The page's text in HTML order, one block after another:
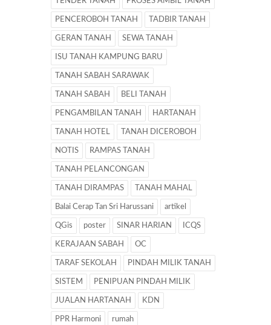
PENCEROBOH TANAH TADBIR TANAH
GERAN TANAH SEWA TANAH
ISU TANAH KAMPUNG BARU
TANAH SABAH SARAWAK
TANAH SABAH BELI TANAH
PENGAMBILAN TANAH HARTANAH
TANAH HOTEL TANAH DICEROBOH
NOTIS RAMPAS TANAH
TANAH PELANCONGAN
TANAH DIRAMPAS TANAH MAHAL
Balai Cerap Tan Sri Harussani artikel
QGis poster SINAR HARIAN ICQS
KERAJAAN SABAH OC
TARAF SEKOLAH PINDAH MILIK TANAH
SISTEM PENIPUAN PINDAH MILIK
JUALAN HARTANAH KDN
PPR Harmoni rumah